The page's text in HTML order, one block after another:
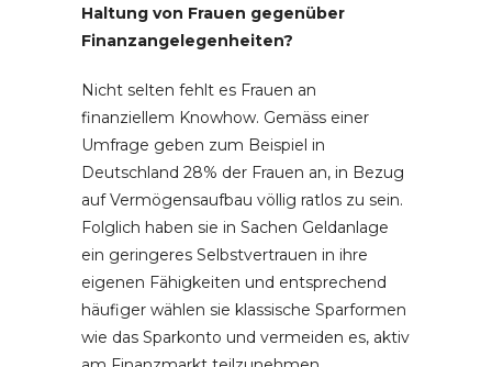
Haltung von Frauen gegenüber
Finanzangelegenheiten?
Nicht selten fehlt es Frauen an
finanziellem Knowhow. Gemäss einer
Umfrage geben zum Beispiel in
Deutschland 28% der Frauen an, in Bezug
auf Vermögensaufbau völlig ratlos zu sein.
Folglich haben sie in Sachen Geldanlage
ein geringeres Selbstvertrauen in ihre
eigenen Fähigkeiten und entsprechend
häufiger wählen sie klassische Sparformen
wie das Sparkonto und vermeiden es, aktiv